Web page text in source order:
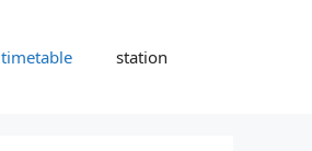
timetable station